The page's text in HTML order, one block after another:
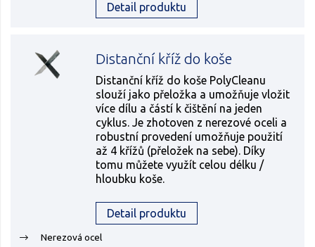
Detail produktu
Distanční kříž do koše
Distanční kříž do koše PolyCleanu
slouží jako přeložka a umožňuje vložit
více dílu a částí k čištění na jeden
cyklus. Je zhotoven z nerezové oceli a
robustní provedení umožňuje použití
až 4 křížů (přeložek na sebe). Díky
tomu můžete využít celou délku /
hloubku koše.
Detail produktu
Nerezová ocel